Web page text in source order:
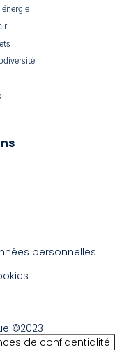
personnelles
©2023
de confidentialité